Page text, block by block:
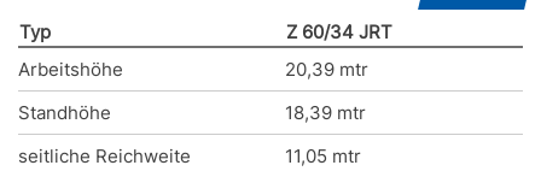
Typ
Z 60/34 JRT
Arbeitshöhe
20,39 mtr
Standhöhe
18,39 mtr
seitliche Reichweite
11,05 mtr